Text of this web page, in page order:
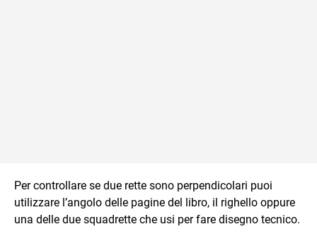
Per controllare se due rette sono perpendicolari puoi
utilizzare l’angolo delle pagine del libro, il righello oppure
una delle due squadrette che usi per fare disegno tecnico.